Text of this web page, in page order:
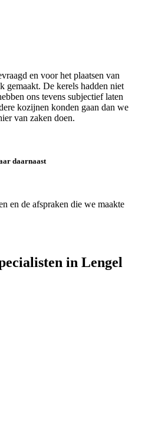
en voor het plaatsen van
gemaakt. De kerels hadden niet
ons tevens subjectief laten
kozijnen konden gaan dan we
van zaken doen.
daarnaast
en de afspraken die we maakte
in Lengel